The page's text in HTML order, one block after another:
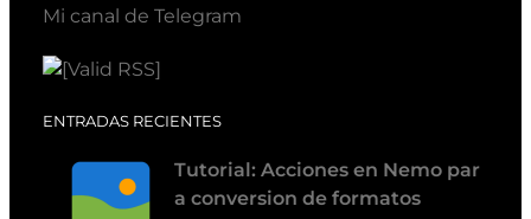
Mi canal de Telegram
ENTRADAS RECIENTES
Tutorial: Acciones en Nemo par
a conversion de formatos